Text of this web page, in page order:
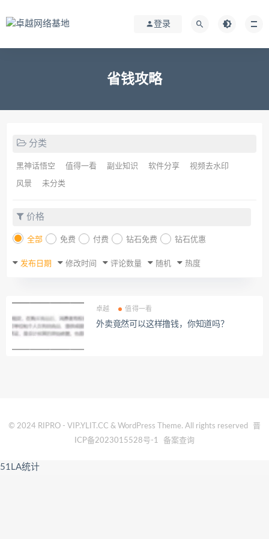
登录
省钱攻略
分类
黑神话悟空 值得一看 副业知识 软件分享 视频去水印
风景 未分类
价格
全部 免费 付费 钻石免费 钻石优惠
发布日期 修改时间 评论数量 随机 热度
卓越 值得一看
外卖竟然可以这样撸钱，你知道吗？
© 2024 RIPRO - VIP.YLIT.CC & WordPress Theme. All rights reserved
晋
ICP备2023015528号-1
备案查询
51LA统计